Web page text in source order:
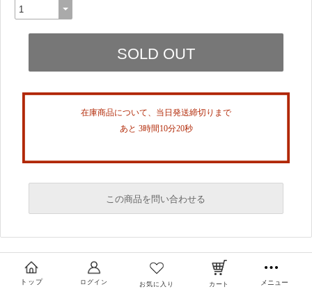
在庫商品について、当日発送締切りまで
あと 3時間10分20秒
この商品を問い合わせる
トップ ログイン お気に入り カート メニュー